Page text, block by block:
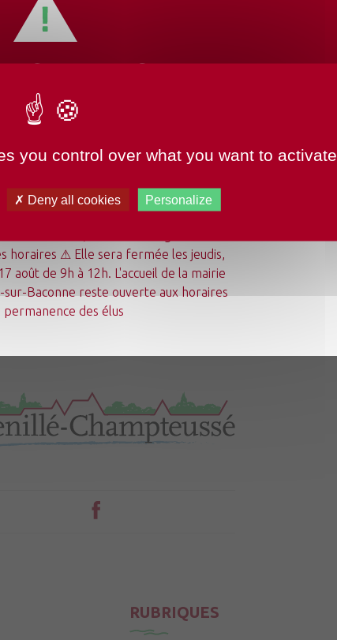
Lancer la recherche
RUBRIQUES
horaires ⚠ Elle sera fermée les jeudis,
août de 9h à 12h. L'accueil de la mairie
Baconne reste ouverte aux horaires
permanence des élus
you control over what you want to activate
Deny all cookies Personalize